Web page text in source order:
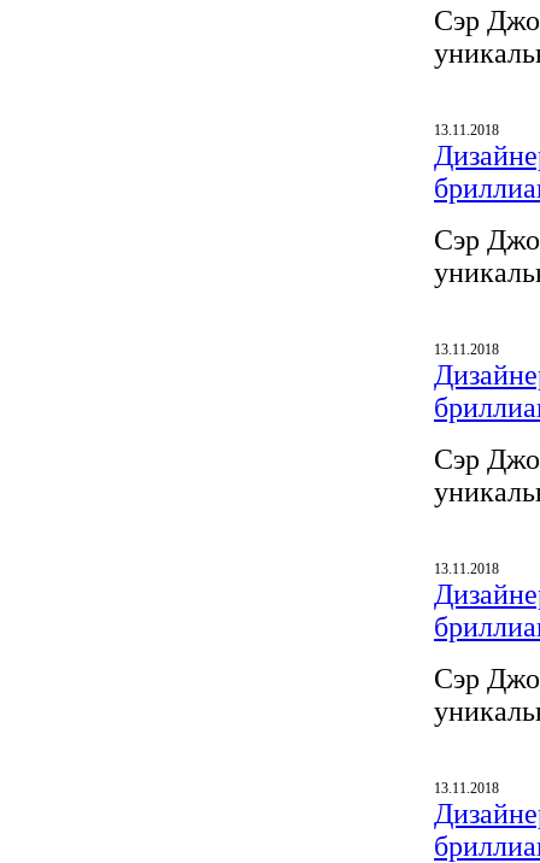
Сэр
13.11.2018
Сэр
13.11.2018
Сэр
13.11.2018
Сэр
13.11.2018